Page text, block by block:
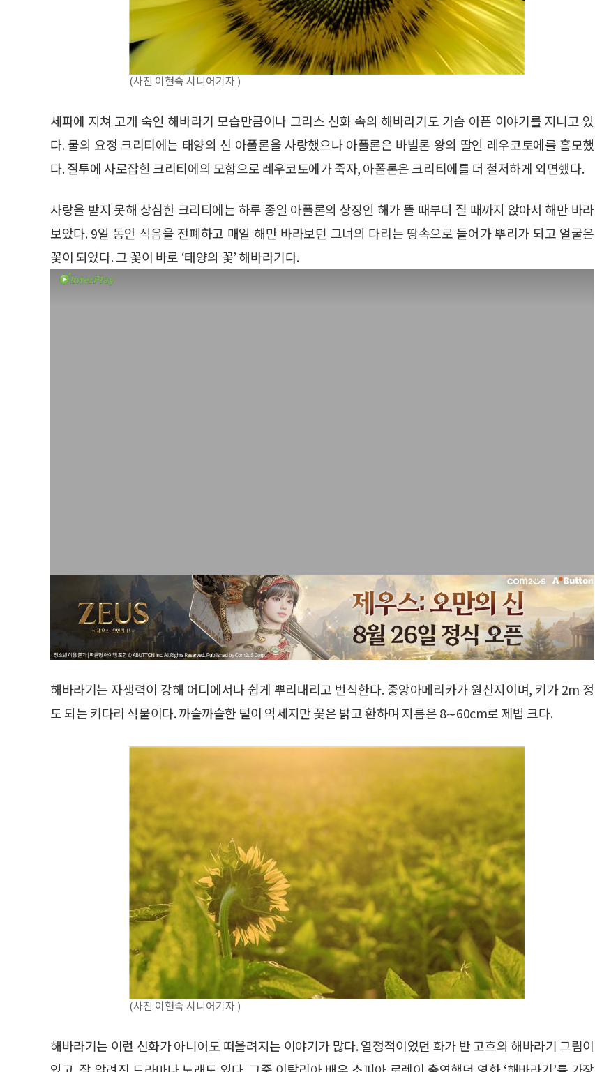
(사진 이현숙 시니어기자 )
세파에 지쳐 고개 숙인 해바라기 모습만큼이나 그리스 신화 속의 해바라기도 가슴 아픈 이야기를 지니고 있
다. 물의 요정 크리티에는 태양의 신 아폴론을 사랑했으나 아폴론은 바빌론 왕의 딸인 레우코토에를 흠모했
다. 질투에 사로잡힌 크리티에의 모함으로 레우코토에가 죽자, 아폴론은 크리티에를 더 철저하게 외면했다.
사랑을 받지 못해 상심한 크리티에는 하루 종일 아폴론의 상징인 해가 뜰 때부터 질 때까지 앉아서 해만 바라
보았다. 9일 동안 식음을 전폐하고 매일 해만 바라보던 그녀의 다리는 땅속으로 들어가 뿌리가 되고 얼굴은
꽃이 되었다. 그 꽃이 바로 ‘태양의 꽃’ 해바라기다.
해바라기는 자생력이 강해 어디에서나 쉽게 뿌리내리고 번식한다. 중앙아메리카가 원산지이며, 키가 2m 정
도 되는 키다리 식물이다. 까슬까슬한 털이 억세지만 꽃은 밝고 환하며 지름은 8∼60cm로 제법 크다.
(사진 이현숙 시니어기자 )
해바라기는 이런 신화가 아니어도 떠올려지는 이야기가 많다. 열정적이었던 화가 반 고흐의 해바라기 그림이